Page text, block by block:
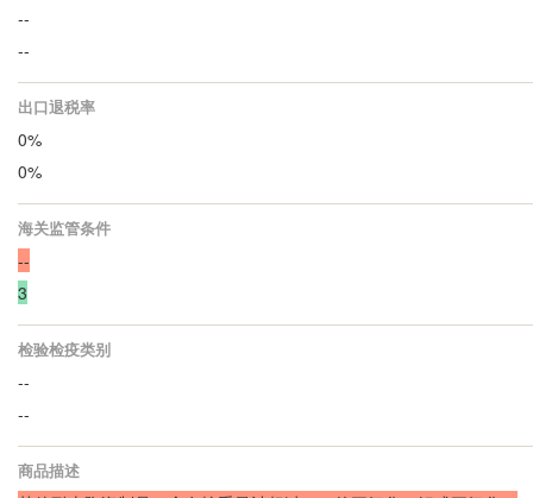
--
--
出口退税率
0%
0%
海关监管条件
--
3
检验检疫类别
--
--
商品描述